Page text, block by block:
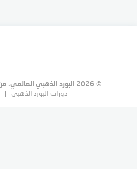
© 2026 البورد الذهبي العالمي. من تطوير
دورات البورد الذهبي